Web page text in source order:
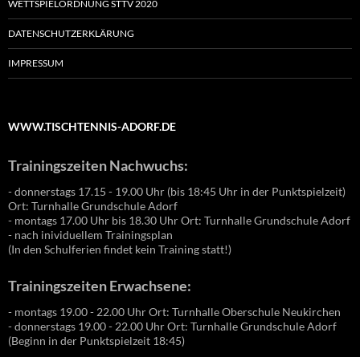
WETTSPIELORDNUNG STTV 2020
DATENSCHUTZERKLÄRUNG
IMPRESSUM
WWW.TISCHTENNIS-ADORF.DE
Trainingszeiten Nachwuchs:
- donnerstags 17.15 - 19.00 Uhr (bis 18:45 Uhr in der Punktspielzeit)
Ort: Turnhalle Grundschule Adorf
- montags 17.00 Uhr bis 18.30 Uhr Ort: Turnhalle Grundschule Adorf
- nach inividuellem Trainingsplan
(In den Schulferien findet kein Training statt!)
Trainingszeiten Erwachsene:
- montags 19.00 - 22.00 Uhr Ort: Turnhalle Oberschule Neukirchen
- donnerstags 19.00 - 22.00 Uhr Ort: Turnhalle Grundschule Adorf
(Beginn in der Punktspielzeit 18:45)